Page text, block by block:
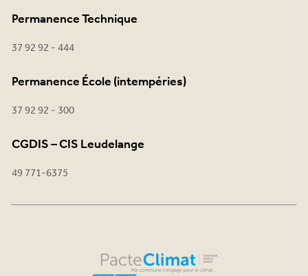
Permanence Technique
37 92 92 - 444
Permanence École (intempéries)
37 92 92 - 300
CGDIS – CIS Leudelange
49 771-6375